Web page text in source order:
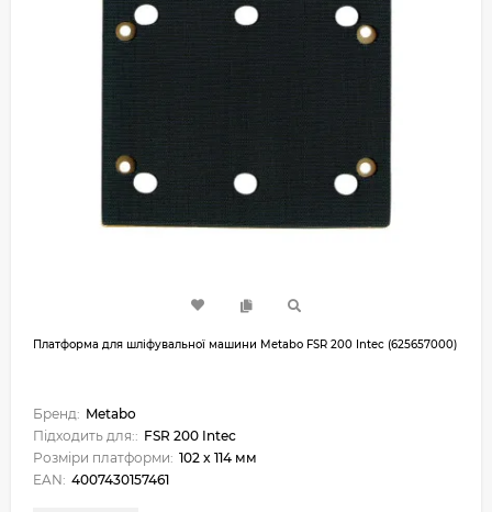
Платформа для шліфувальної машини Metabo FSR 200 Intec (625657000)
Бренд: Metabo
Підходить для:: FSR 200 Intec
Розміри платформи: 102 x 114 мм
EAN: 4007430157461